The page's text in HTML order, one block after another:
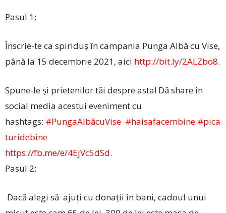
Pasul 1:
Înscrie-te ca spiriduș în campania Punga Albă cu Vise,
până la 15 decembrie 2021, aici http://bit.ly/2ALZbo8.
Spune-le și prietenilor tăi despre asta! Dă share în
social media acestui eveniment cu
hashtags: #PungaAlbăcuVise #haisafacembine #pica
turidebine
https://fb.me/e/4EjVc5dSd.
Pasul 2:
Dacă alegi să ajuți cu donații în bani, cadoul unui